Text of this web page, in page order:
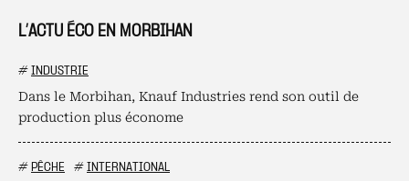
L’ACTU ÉCO EN MORBIHAN
# INDUSTRIE
Dans le Morbihan, Knauf Industries rend son outil de
production plus économe
# PÊCHE # INTERNATIONAL